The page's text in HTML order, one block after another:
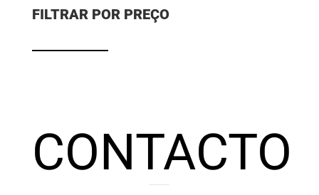
FILTRAR POR PREÇO
CONTACTO